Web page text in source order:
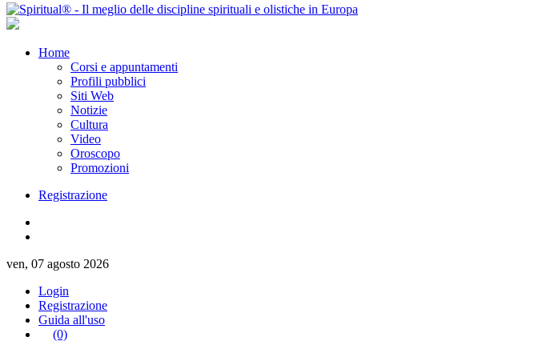
Home
Corsi e appuntamenti
Profili pubblici
Siti Web
Notizie
Cultura
Video
Oroscopo
Promozioni
Registrazione
ven, 07 agosto 2026
Login
Registrazione
Guida all'uso
(0)